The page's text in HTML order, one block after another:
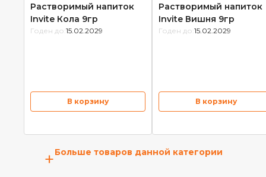
Растворимый напиток
Invite Кола 9гр
Годен до: 15.02.2029
В корзину
Растворимый напиток
Invite Вишня 9гр
Годен до: 15.02.2029
В корзину
+Больше товаров данной категории